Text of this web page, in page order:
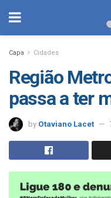
Capa Cidades
Região
passa a ter
by Otaviano Lacet